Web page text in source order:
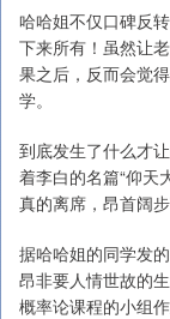
哈哈姐不仅口碑反
下来所有！虽然让
果之后，反而会觉
学。
到底发生了什么才
着李白的名篇“仰天
真的离席，昂首阔步
据哈哈姐的同学发
昂非要人情世故的
概率论课程的小组